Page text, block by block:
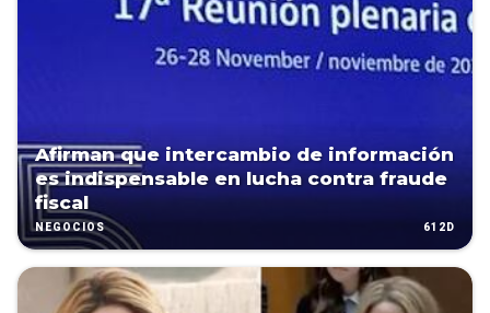
Afirman que intercambio de información
es indispensable en lucha contra fraude
fiscal
NEGOCIOS 612D